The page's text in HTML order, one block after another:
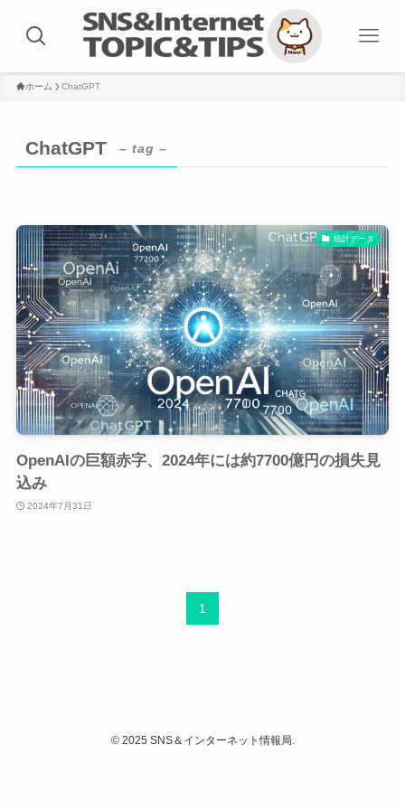
ホーム ChatGPT
ChatGPT – tag –
統計データ
OpenAIの巨額赤字、2024年には約7700億円の損失見
込み
2024年7月31日
1
©2025 SNS＆インターネット情報局.